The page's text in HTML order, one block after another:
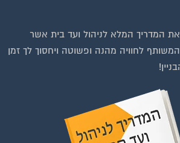
המדריך המלא לניהול ועד בית אשר
לחוויה מהנה ופשוטה ויחסוך לך זמן
עכשיו לקבוצת
הגדולה בישראל
מענה לבעיות
המשותף!!!
או על הכפתור ושלחו בקשת הצטרפות בדף
הקבוצה